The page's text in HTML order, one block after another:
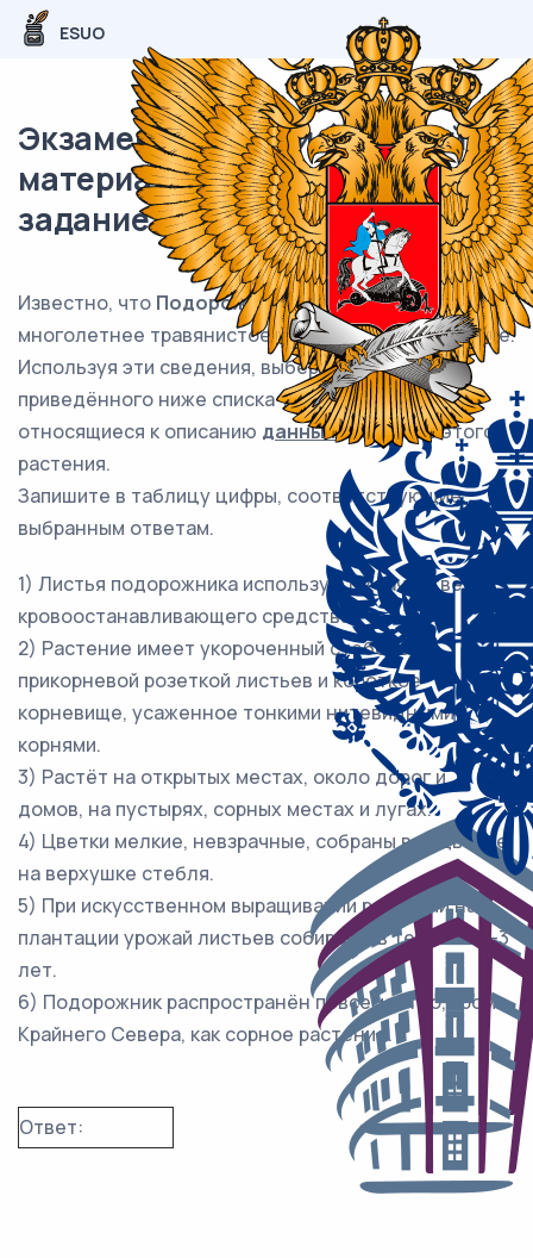
ESUO
Экзаменационный (типовой)
материал ОГЭ / Биология / 07
задание (24) / 42
Известно, что Подорожник большой–
многолетнее травянистое светолюбивое растение.
Используя эти сведения, выберите из
приведённого ниже списка три утверждения,
относящиеся к описанию данныхпризнаков этого
растения.
Запишите в таблицу цифры, соответствующие
выбранным ответам.
1) Листья подорожника используют в качестве
кровоостанавливающего средства.
2) Растение имеет укороченный стебель с
прикорневой розеткой листьев и короткое
корневище, усаженное тонкими нитевидными
корнями.
3) Растёт на открытых местах, около дорог и
домов, на пустырях, сорных местах и лугах.
4) Цветки мелкие, невзрачные, собраны в соцветие
на верхушке стебля.
5) При искусственном выращивании растений на
плантации урожай листьев собирают в течение 2–3
лет.
6) Подорожник распространён повсеместно, кроме
Крайнего Севера, как сорное растение.
Ответ: